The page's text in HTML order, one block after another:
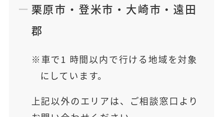
栗原市 ・ 登米市 ・ 大崎市 ・ 遠田
郡
車で1 時間以内で行ける地域を対象
にしています。
上記以外のエリアは、ご相談窓口より